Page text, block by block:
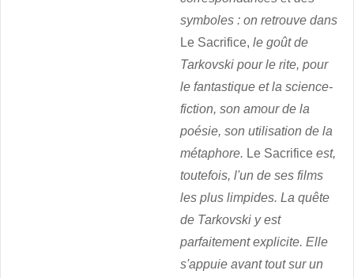
symboles : on retrouve dans
Le Sacrifice,le goût de
Tarkovski pour le rite, pour
le fantastique et la science-
fiction, son amour de la
poésie, son utilisation de la
métaphore. Le Sacrificeest,
toutefois, l'un de ses films
les plus limpides. La quête
de Tarkovski y est
parfaitement explicite. Elle
s'appuie avant tout sur un